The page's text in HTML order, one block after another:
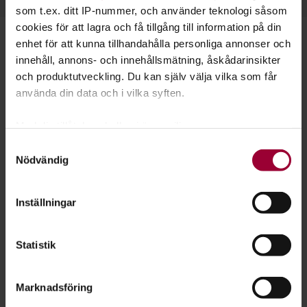
som t.ex. ditt IP-nummer, och använder teknologi såsom
cookies för att lagra och få tillgång till information på din
enhet för att kunna tillhandahålla personliga annonser och
innehåll, annons- och innehållsmätning, åskådarinsikter
och produktutveckling. Du kan själv välja vilka som får
använda din data och i vilka syften.
som kan ha en noggrannhet på upp till flera meter
Du kan ändra eller dra tillbaka ditt samtycke när som
För att du ska få en så bra upplevelse som möjligt
Nödvändig
Inställningar
Statistik
Marknadsföring
Starta en studiecirkel!
Lär dig tillsammans med andra genom att starta en
studiecirkel hos Studiefrämjandet.
Teknik & vetenskap